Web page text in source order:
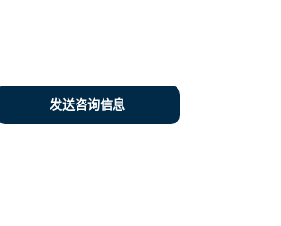
发送咨询信息